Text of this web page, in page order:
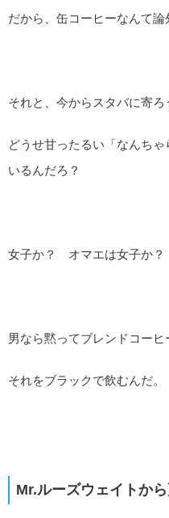
だから、缶コーヒーなんて論
それと、今からスタバに寄ろ
どうせ甘ったるい「なんち
いるんだろ？
女子か？ オマエは女子か？
男なら黙ってブレンドコーヒ
それをブラックで飲むんだ。
Mr.ルーズウェイトか